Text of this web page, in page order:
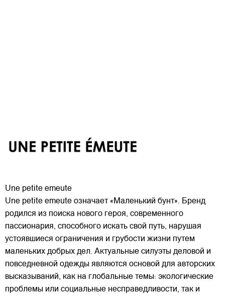
Une petite emeute
Une petite emeute означает «Маленький бунт». Бренд
родился из поиска нового героя, современного
пассионария, способного искать свой путь, нарушая
устоявшиеся ограничения и грубости жизни путем
маленьких добрых дел. Актуальные силуэты деловой и
повседневной одежды являются основой для авторских
высказываний, как на глобальные темы: экологические
проблемы или социальные несправедливости, так и